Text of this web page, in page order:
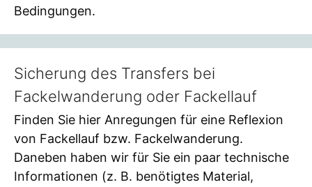
Bedingungen.
Sicherung des Transfers bei
Fackelwanderung oder Fackellauf
Finden Sie hier Anregungen für eine Reflexion
von Fackellauf bzw. Fackelwanderung.
Daneben haben wir für Sie ein paar technische
Informationen (z. B. benötigtes Material,